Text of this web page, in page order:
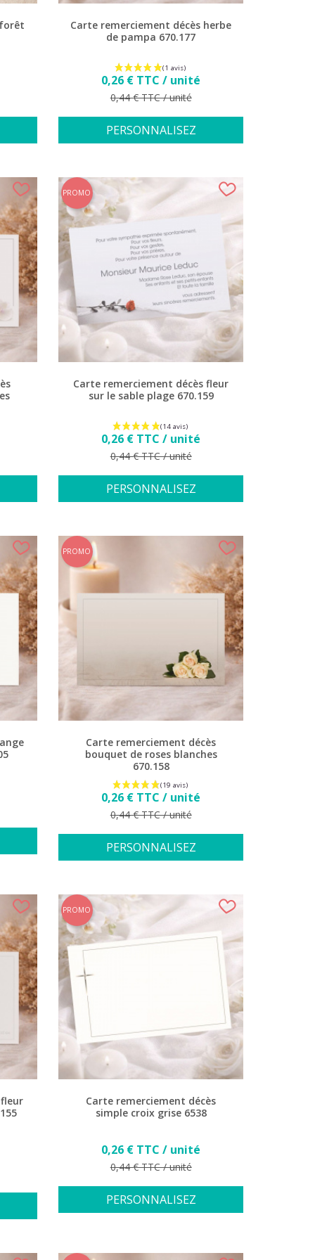
avis)
avis)
Carte remerciement décès herbe
de pampa 670.177
Prix
0,26 € TTC / unité
Prix de base
0,44 € TTC / unité
PERSONNALISEZ
Carte remerciement décès fleur
sur le sable plage 670.159
Prix
0,26 € TTC / unité
Prix de base
0,44 € TTC / unité
PERSONNALISEZ
PROMO
Carte remerciement décès
bouquet de roses blanches
670.158
Prix
0,26 € TTC / unité
Prix de base
0,44 € TTC / unité
PERSONNALISEZ
PROMO
Carte remerciement décès
simple croix grise 6538
Prix
0,26 € TTC / unité
Prix de base
0,44 € TTC / unité
PERSONNALISEZ
PROMO